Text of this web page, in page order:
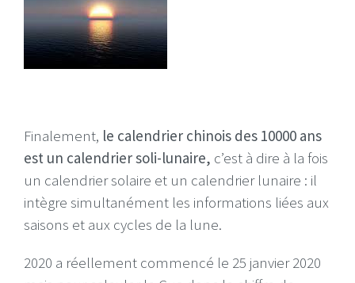
Finalement, le calendrier chinois des 10000 ans
est un calendrier soli-lunaire, c’est à dire à la fois
un calendrier solaire et un calendrier lunaire : il
intègre simultanément les informations liées aux
saisons et aux cycles de la lune.
2020 a réellement commencé le 25 janvier 2020